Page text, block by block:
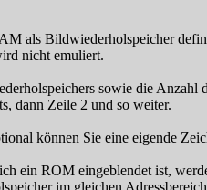
als Bildwiederholspeicher
nicht emuliert.
sowie die
dann Zeile 2 und so weiter.
können Sie eine eigende
ein ROM eingeblendet ist,
im gleichen